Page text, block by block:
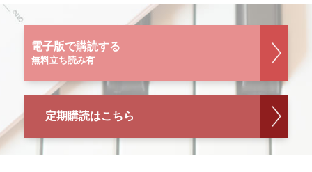
電子版で購読する
無料立ち読み有
定期購読はこちら